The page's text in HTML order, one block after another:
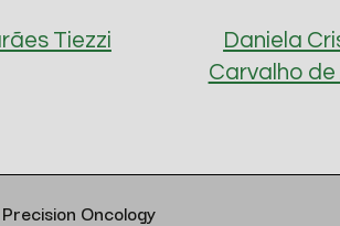
Tiezzi
Daniela
Carvalho de
Oncology